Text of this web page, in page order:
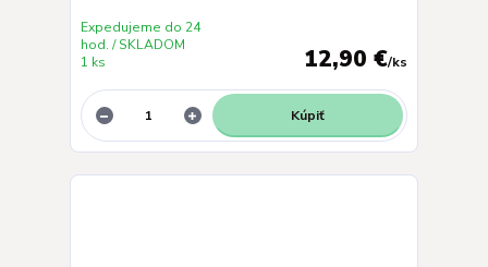
12,90 €/ks
Expedujeme do 24
hod. / SKLADOM
1 ks
Kúpiť